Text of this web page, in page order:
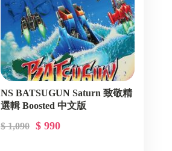
NS BATSUGUN Saturn 致敬精
選輯 Boosted 中文版
$ 1,090 $ 990